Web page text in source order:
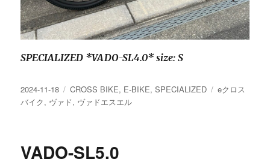
SPECIALIZED *VADO-SL4.0* size: S
投
稿
2024-11-18
カ
テ
CROSS BIKE, E-BIKE,SPECIALIZED
タ
eクロス
バイク, ヴァド, ヴァドエスエル
VADO-SL5.0